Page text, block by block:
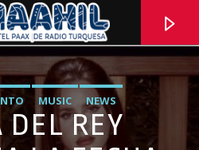
MUSIC NEWS
DEL REY